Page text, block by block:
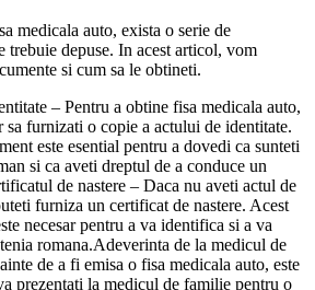
medicala auto, exista o serie de
trebuie depuse. In acest articol, vom
si cum sa le obtineti.
– Pentru a obtine fisa medicala auto,
sa furnizati o copie a actului de identitate.
este esential pentru a dovedi ca sunteti
si ca aveti dreptul de a conduce un
de nastere – Daca nu aveti actul de
furniza un certificat de nastere. Acest
necesar pentru a va identifica si a va
romana.Adeverinta de la medicul de
de a fi emisa o fisa medicala auto, este
prezentati la medicul de familie pentru o